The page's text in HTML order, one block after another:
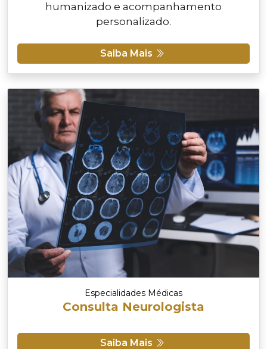
humanizado e acompanhamento
personalizado.
Saiba Mais
Especialidades Médicas
Consulta Neurologista
Saiba Mais